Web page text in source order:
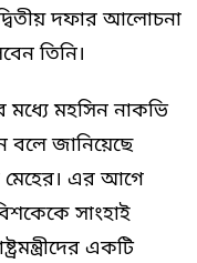
দফার আলোচনা
তিনি।
মধ্যে মহসিন নাকভি
জানিয়েছে
মেহের। এর আগে
সাংহাই
একটি